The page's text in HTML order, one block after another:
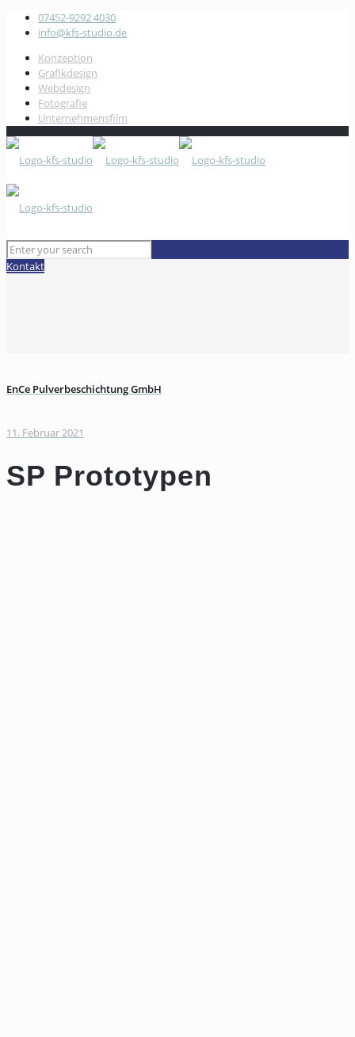
07452-9292 4030
info@kfs-studio.de
Konzeption
Grafikdesign
Webdesign
Fotografie
Unternehmensfilm
Kontakt
EnCe Pulverbeschichtung GmbH
11. Februar 2021
SP Prototypen